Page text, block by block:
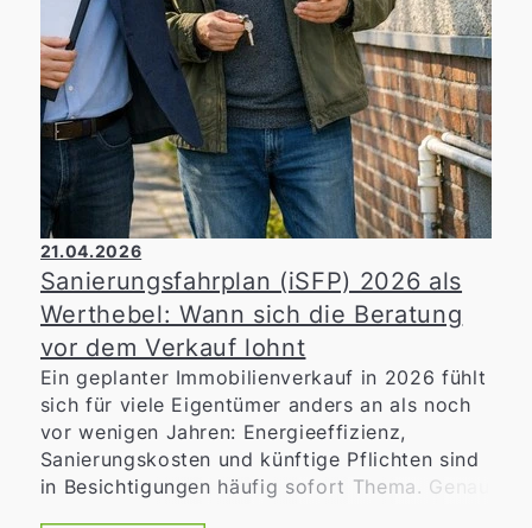
21.04.2026
Sanierungsfahrplan (iSFP) 2026 als
Werthebel: Wann sich die Beratung
vor dem Verkauf lohnt
Ein geplanter Immobilienverkauf in 2026 fühlt
sich für viele Eigentümer anders an als noch
vor wenigen Jahren: Energieeffizienz,
Sanierungskosten und künftige Pflichten sind
in Besichtigungen häufig sofort Thema. Genau